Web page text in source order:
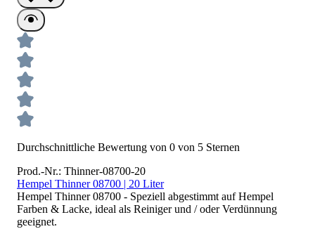
Durchschnittliche Bewertung von 0 von 5 Sternen
Prod.-Nr.: Thinner-08700-20
Hempel Thinner 08700 | 20 Liter
Hempel Thinner 08700 - Speziell abgestimmt auf Hempel
Farben & Lacke, ideal als Reiniger und / oder Verdünnung
geeignet.